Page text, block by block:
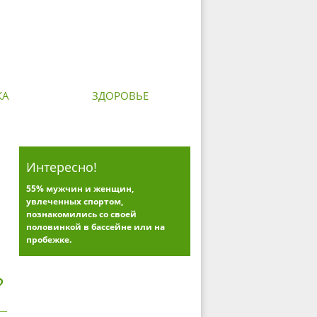
ЗДОРОВЬЕ
Интересно!
55% мужчин и женщин,
увлеченных спортом,
познакомились со своей
половинкой в бассейне или на
пробежке.